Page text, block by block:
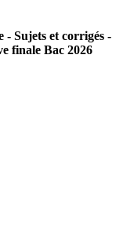
Sujets et corrigés -
finale Bac 2026